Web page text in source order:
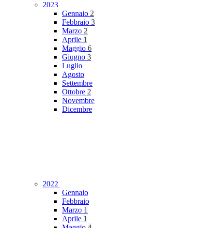
2023
Gennaio 2
Febbraio 3
Marzo 2
Aprile 1
Maggio 6
Giugno 3
Luglio
Agosto
Settembre
Ottobre 2
Novembre
Dicembre
2022
Gennaio
Febbraio
Marzo 1
Aprile 1